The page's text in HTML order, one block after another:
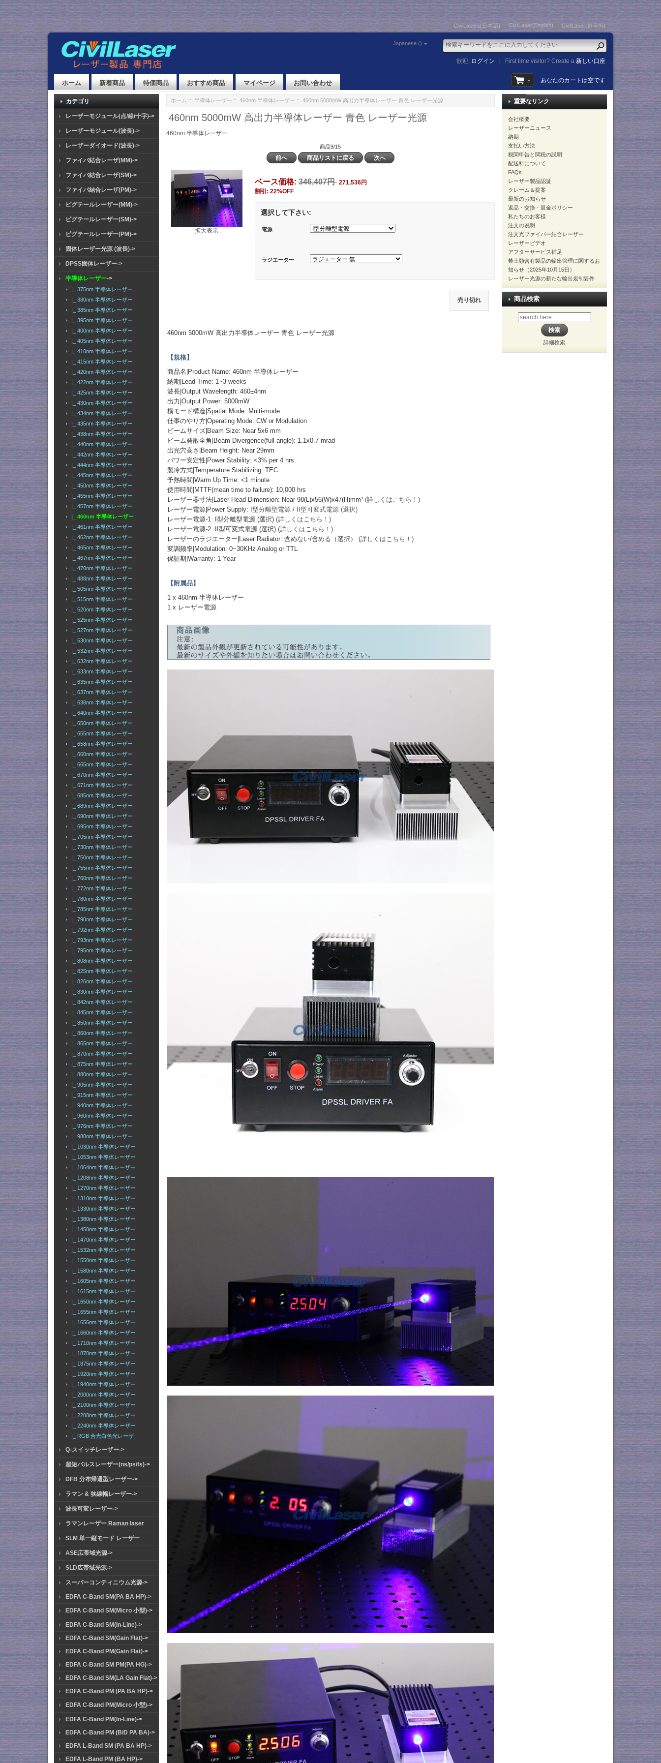
CivilLasers(日本語) CivilLaser(English) CivilLaser(한국어)
Japanese ()
歓迎, ログイン First time visitor? Create a新しい口座
ホーム 新着商品 特価商品 おすすめ商品 マイページ お問い合わせ あなたのカートは空です
カテゴリ
レーザーモジュール(点/線/十字)->
レーザーモジュール(波長)->
レーザーダイオード(波長)->
ファイバ結合レーザ(MM)->
ファイバ結合レーザ(SM)->
ファイバ結合レーザ(PM)->
ピグテールレーザー(MM)->
ピグテールレーザー(SM)->
ピグテールレーザー(PM)->
固体レーザー光源 (波長)->
DPSS固体レーザー->
半導体レーザー->
|_ 375nm 半導体レーザー
|_ 380nm 半導体レーザー
|_ 385nm 半導体レーザー
|_ 395nm 半導体レーザー
|_ 400nm 半導体レーザー
|_ 405nm 半導体レーザー
|_ 410nm 半導体レーザー
|_ 415nm 半導体レーザー
|_ 420nm 半導体レーザー
|_ 422nm 半導体レーザー
|_ 425nm 半導体レーザー
|_ 430nm 半導体レーザー
|_ 434nm 半導体レーザー
|_ 435nm 半導体レーザー
|_ 438nm 半導体レーザー
|_ 440nm 半導体レーザー
|_ 442nm 半導体レーザー
|_ 444nm 半導体レーザー
|_ 445nm 半導体レーザー
|_ 450nm 半導体レーザー
|_ 455nm 半導体レーザー
|_ 457nm 半導体レーザー
|_ 460nm 半導体レーザー
|_ 461nm 半導体レーザー
|_ 462nm 半導体レーザー
|_ 465nm 半導体レーザー
|_ 467nm 半導体レーザー
|_ 470nm 半導体レーザー
|_ 488nm 半導体レーザー
|_ 505nm 半導体レーザー
|_ 515nm 半導体レーザー
|_ 520nm 半導体レーザー
|_ 525nm 半導体レーザー
|_ 527nm 半導体レーザー
|_ 530nm 半導体レーザー
|_ 532nm 半導体レーザー
|_ 632nm 半導体レーザー
|_ 633nm 半導体レーザー
|_ 635nm 半導体レーザー
|_ 637nm 半導体レーザー
|_ 638nm 半導体レーザー
|_ 640nm 半導体レーザー
|_ 650nm 半導体レーザー
|_ 655nm 半導体レーザー
|_ 658nm 半導体レーザー
|_ 660nm 半導体レーザー
|_ 665nm 半導体レーザー
|_ 670nm 半導体レーザー
|_ 671nm 半導体レーザー
|_ 685nm 半導体レーザー
|_ 689nm 半導体レーザー
|_ 690nm 半導体レーザー
|_ 695nm 半導体レーザー
|_ 705nm 半導体レーザー
|_ 730nm 半導体レーザー
|_ 750nm 半導体レーザー
|_ 755nm 半導体レーザー
|_ 760nm 半導体レーザー
|_ 772nm 半導体レーザー
|_ 780nm 半導体レーザー
|_ 785nm 半導体レーザー
|_ 790nm 半導体レーザー
|_ 792nm 半導体レーザー
|_ 793nm 半導体レーザー
|_ 795nm 半導体レーザー
|_ 808nm 半導体レーザー
|_ 825nm 半導体レーザー
|_ 826nm 半導体レーザー
|_ 830nm 半導体レーザー
|_ 842nm 半導体レーザー
|_ 845nm 半導体レーザー
|_ 850nm 半導体レーザー
|_ 860nm 半導体レーザー
|_ 865nm 半導体レーザー
|_ 870nm 半導体レーザー
|_ 875nm 半導体レーザー
|_ 880nm 半導体レーザー
|_ 905nm 半導体レーザー
|_ 915nm 半導体レーザー
|_ 940nm 半導体レーザー
|_ 960nm 半導体レーザー
|_ 976nm 半導体レーザー
|_ 980nm 半導体レーザー
|_ 1030nm 半導体レーザー
|_ 1053nm 半導体レーザー
|_ 1064nm 半導体レーザー
|_ 1208nm 半導体レーザー
|_ 1270nm 半導体レーザー
|_ 1310nm 半導体レーザー
|_ 1330nm 半導体レーザー
|_ 1380nm 半導体レーザー
|_ 1450nm 半導体レーザー
|_ 1470nm 半導体レーザー
|_ 1532nm 半導体レーザー
|_ 1550nm 半導体レーザー
|_ 1580nm 半導体レーザー
|_ 1605nm 半導体レーザー
|_ 1615nm 半導体レーザー
|_ 1650nm 半導体レーザー
|_ 1655nm 半導体レーザー
|_ 1656nm 半導体レーザー
|_ 1660nm 半導体レーザー
|_ 1710nm 半導体レーザー
|_ 1870nm 半導体レーザー
|_ 1875nm 半導体レーザー
|_ 1920nm 半導体レーザー
|_ 1940nm 半導体レーザー
|_ 2000nm 半導体レーザー
|_ 2100nm 半導体レーザー
|_ 2200nm 半導体レーザー
|_ 2240nm 半導体レーザー
|_ RGB 合光白色光レーザ
Q-スイッチレーザー->
超短パルスレーザー(ns/ps/fs)->
DFB 分布帰還型レーザー->
ラマン & 狭線幅レーザー->
波長可変レーザー->
ラマンレーザー Raman laser
SLM 単一縦モード レーザー
ASE広帯域光源->
SLD広帯域光源->
スーパーコンティニウム光源->
EDFA C-Band SM(PA BA HP)->
EDFA C-Band SM(Micro 小型)->
EDFA C-Band SM(In-Line)->
EDFA C-Band SM(Gain Flat)->
EDFA C-Band PM(Gain Flat)->
EDFA C-Band SM PM(PA HG)->
EDFA C-Band SM(LA Gain Flat)->
EDFA C-Band PM (PA BA HP)->
EDFA C-Band PM(Micro 小型)->
EDFA C-Band PM(In-Line)->
EDFA C-Band PM (BiD PA BA)->
EDFA L-Band SM (PA BA HP)->
EDFA L-Band PM (BA HP)->
ホーム :: 半導体レーザー :: 460nm 半導体レーザー :: 460nm 5000mW 高出力半導体レーザー 青色 レーザー光源
460nm 5000mW 高出力半導体レーザー 青色 レーザー光源
460nm 半導体レーザー
商品9/15
前へ 商品リストに戻る 次へ
拡大表示
ベース価格:346,407円 271,536円
割引: 22%OFF
選択して下さい:
電源
ラジエーター
売り切れ
460nm 5000mW 高出力半導体レーザー 青色 レーザー光源
【規格】
商品名|Product Name: 460nm 半導体レーザー
納期|Lead Time: 1~3 weeks
波長|Output Wavelength: 460±4nm
出力|Output Power: 5000mW
横モード構造|Spatial Mode: Multi-mode
仕事のやり方|Operating Mode: CW or Modulation
ビームサイズ|Beam Size: Near 5x6 mm
ビーム発散全角|Beam Divergence(full angle): 1.1x0.7 mrad
出光穴高さ|Beam Height: Near 29mm
パワー安定性|Power Stability: <3% per 4 hrs
製冷方式|Temperature Stabilizing: TEC
予熱時間|Warm Up Time: <1 minute
使用時間|MTTF(mean time to failure): 10,000 hrs
レーザー器寸法|Laser Head Dimension: Near 98(L)x56(W)x47(H)mm³(詳しくはこちら！)
レーザー電源|Power Supply: I型分離型電源 / II型可変式電源 (選択)
レーザー電源-1: I型分離型電源 (選択)(詳しくはこちら！)
レーザー電源-2: II型可変式電源 (選択)(詳しくはこちら！)
レーザーのラジエーター|Laser Radiator: 含めない/含める（選択）(詳しくはこちら！)
変調频率|Modulation: 0~30KHz Analog or TTL
保証期|Warranty: 1 Year
【附属品】
1 x 460nm 半導体レーザー
1 x レーザー電源
重要なリンク
会社概要
レーザーニュース
納期
支払い方法
税関申告と関税の説明
配送料について
FAQs
レーザー製品認証
クレーム＆提案
最新のお知らせ
返品・交換・返金ポリシー
私たちのお客様
注文の说明
注文光ファイバー結合レーザー
レーザービデオ
アフターサービス補足
希土類含有製品の輸出管理に関するお
知らせ（2025年10月15日）
レーザー光源の新たな輸出規制要件
商品検索
詳細検索